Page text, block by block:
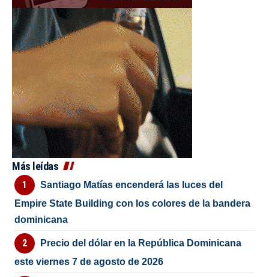
Más leídas
Santiago Matías encenderá las luces del
Empire State Building con los colores de la bandera
dominicana
Precio del dólar en la República Dominicana
este viernes 7 de agosto de 2026